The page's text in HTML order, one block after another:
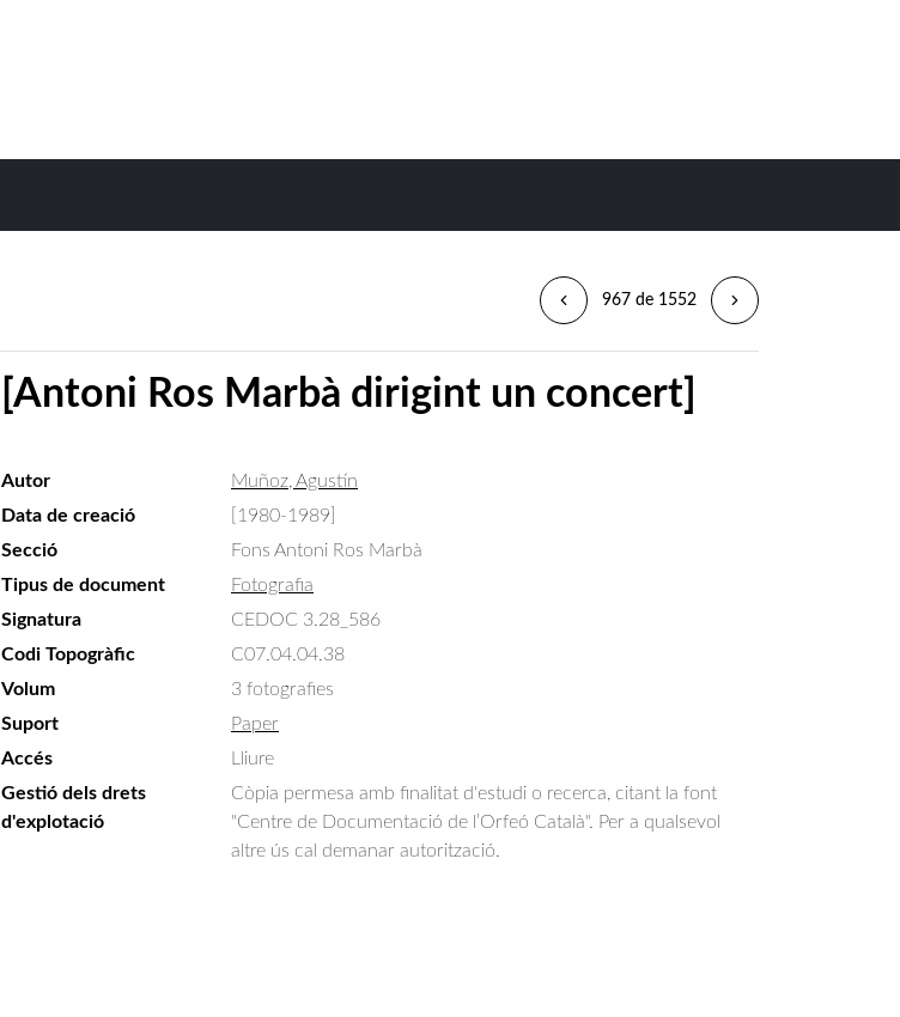
967 de 1552
[Antoni Ros Marbà dirigint un concert]
Autor
Muñoz, Agustín
Data de creació
[1980-1989]
Secció
Fons Antoni Ros Marbà
Tipus de document
Fotografia
Signatura
CEDOC 3.28_586
Codi Topogràfic
C07.04.04.38
Volum
3 fotografies
Suport
Paper
Accés
Lliure
Gestió dels drets
d'explotació
Còpia permesa amb finalitat d'estudi o recerca, citant la font
"Centre de Documentació de l’Orfeó Català". Per a qualsevol
altre ús cal demanar autorització.